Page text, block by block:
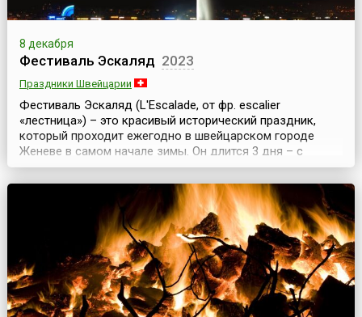
8 декабря
Фестиваль Эскаляд 2023
Праздники Швейцарии
Фестиваль Эскаляд (L'Escalade, от фр. escalier
«лестница») – это красивый исторический праздник,
который проходит ежегодно в швейцарском городе
Женеве в самом начале зимы. Он длится 3 дня – с
пятницы по воскресенье – в ближайшие от 11 декабря
выходные. Этот фестиваль посвящен победе горожан
над войском герцога Савойского и получению
независимости от Каролингов в 1602 году. Согласно